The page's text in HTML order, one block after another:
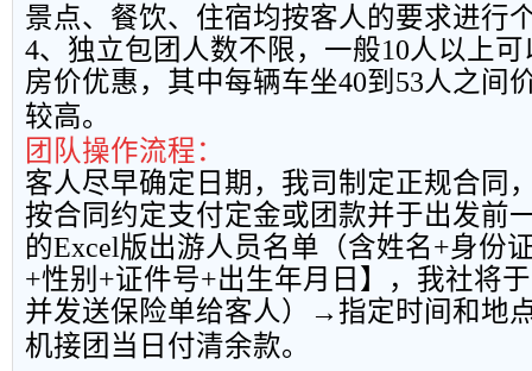
景点、餐饮、住宿均按客人的要求进行
4、独立包团人数不限，一般10人以上
房价优惠，其中每辆车坐40到 53人之间
较高。
团队操作流程：
客人尽早确定日期，我司制定正规合同
按合同约定支付定金或团款并于出发前
的Excel版出游人员名单（含姓名+身份
+性别 +证件号+出生年月日】，我社将
并发送保险单给客人）→指定时间和地
机接团当日付清余款。